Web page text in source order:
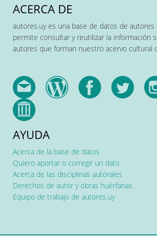
ACERCA DE
autores.uy es una base de datos de autores
permite consultar y reutilizar la información
autores que forman nuestro acervo cultural
AYUDA
Acerca de la base de datos
Quiero aportar o corregir un dato
Acerca de las disciplinas autorales
Derechos de autor y obras huérfanas
Equipo de trabajo de autores.uy